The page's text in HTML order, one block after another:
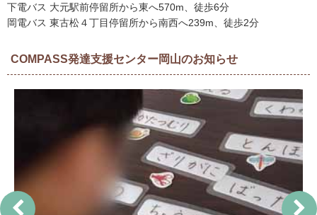
下電バス 大元駅前停留所から東へ570m、徒歩6分
岡電バス 東古松４丁目停留所から南西へ239m、徒歩2分
COMPASS発達支援センター岡山のお知らせ